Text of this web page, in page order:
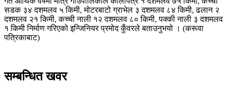
सडक ३४ दशमलव ५ किमी, मोटरबाटो ग्राभेल ३ दशमलव ८४ किमी, ढलान २
दशमलव २१ किमी, कच्ची नाली १२ दशमलव ८० किमी, पक्की नाली ३ दशमलव
१ किमी निर्माण गरिएको इन्जिनियर प्रमोद कुँवरले बताउनुभयो । (करूवा
पत्रिकाबाट)
सम्बन्धित खवर